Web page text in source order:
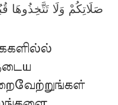
صَلَاتِكُمْ وَلَا تَتَّخِذُوهَا